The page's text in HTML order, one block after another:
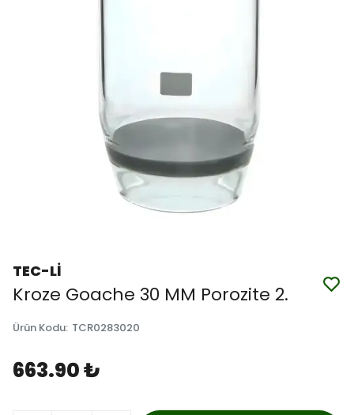
TEC-Lİ
Kroze Goache 30 MM Porozite 2.
Ürün Kodu: TCR0283020
663.90 ₺